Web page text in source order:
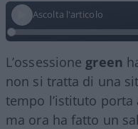
Ascolta l'articolo
L’ossessione green
non si tratta di una
tempo l’istituto
ma ora ha fatto un